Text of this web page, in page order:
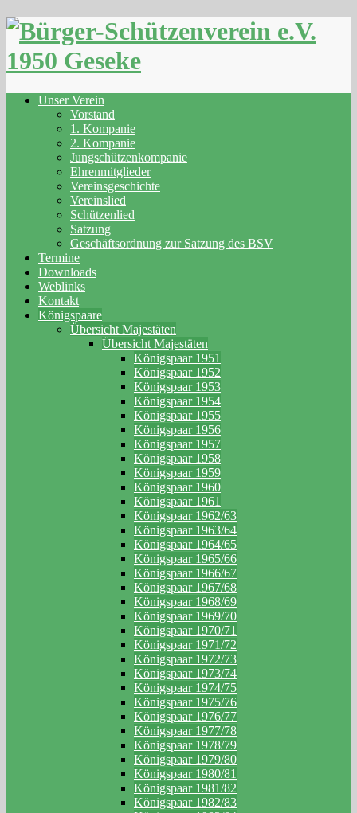
Skip
content
Unser Verein
Vorstand
1. Kompanie
2. Kompanie
Jungschützenkompanie
Ehrenmitglieder
Vereinsgeschichte
Vereinslied
Schützenlied
Satzung
Geschäftsordnung zur Satzung des BSV
Termine
Downloads
Weblinks
Kontakt
Königspaare
Übersicht Majestäten
Übersicht Majestäten
Königspaar 1951
Königspaar 1952
Königspaar 1953
Königspaar 1954
Königspaar 1955
Königspaar 1956
Königspaar 1957
Königspaar 1958
Königspaar 1959
Königspaar 1960
Königspaar 1961
Königspaar 1962/63
Königspaar 1963/64
Königspaar 1964/65
Königspaar 1965/66
Königspaar 1966/67
Königspaar 1967/68
Königspaar 1968/69
Königspaar 1969/70
Königspaar 1970/71
Königspaar 1971/72
Königspaar 1972/73
Königspaar 1973/74
Königspaar 1974/75
Königspaar 1975/76
Königspaar 1976/77
Königspaar 1977/78
Königspaar 1978/79
Königspaar 1979/80
Königspaar 1980/81
Königspaar 1981/82
Königspaar 1982/83